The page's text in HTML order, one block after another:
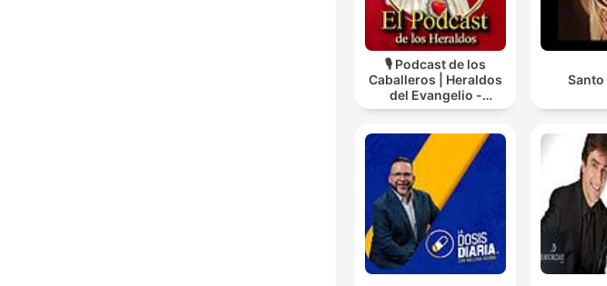
🎙️ Podcast de los
Caballeros | Heraldos
del Evangelio -
Caballeros de la
Santo